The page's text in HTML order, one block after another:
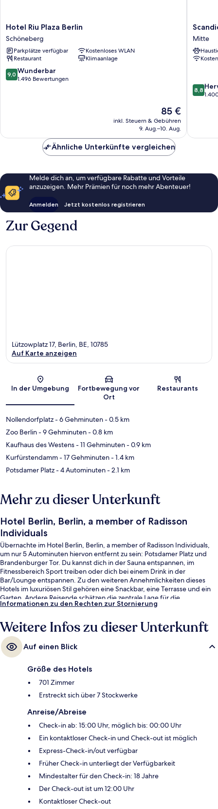
Hotel
Riu
Plaza
Berlin
Schöneberg
Hotel Riu Plaza Berlin
Schöneberg
Parkplätze verfügbar
Kostenloses WLAN
Restaurant
Klimaanlage
9.0
von
9,0 Wunderbar
1.496 Bewertungen
Der
Preis
beträgt
85 €
inkl. Steuern & Gebühren
9. Aug.–10. Aug.
Scandic
Berlin
Platz
Mitte
Mitte
8.8
von
8,8
Ähnliche Unterkünfte vergleichen
Melde dich an, um verfügbare Rabatte und Vorteile
anzuzeigen. Mehr Prämien für noch mehr Abenteuer!
Anmelden Jetzt kostenlos registrieren
Zur Gegend
Karte
Lützowplatz 17, Berlin, BE, 10785
Auf Karte anzeigen
In der Umgebung
Fortbewegung vor
Ort
Restaurants
Nollendorfplatz- 6 Gehminuten- 0.5 km
Zoo Berlin- 9 Gehminuten- 0.8 km
Kaufhaus des Westens- 11 Gehminuten- 0.9 km
Kurfürstendamm- 17 Gehminuten- 1.4 km
Potsdamer Platz- 4 Autominuten- 2.1 km
Mehr zu dieser Unterkunft
Hotel Berlin, Berlin, a member of Radisson
Individuals
Übernachte im Hotel Berlin, Berlin, a member of Radisson Individuals,
um nur 5 Autominuten hiervon entfernt zu sein: Potsdamer Platz und
Brandenburger Tor. Du kannst dich in der Sauna entspannen, im
Fitnessbereich Sport treiben oder dich bei einem Drink in der
Bar/Lounge entspannen. Zu den weiteren Annehmlichkeiten dieses
Hotels im luxuriösen Stil gehören eine Snackbar, eine Terrasse und ein
Garten. Andere Reisende schätzen die zentrale Lage für die
Möglichkeiten zum Sightseeing und die Nähe zu öffentlichen
die U-Bahnhof Wittenbergplatz ist 11 Gehminuten entfernt.
Informationen zu den Rechten zur Stornierung
Weitere Infos zu dieser Unterkunft
Auf einen Blick
Größe des Hotels
701 Zimmer
Erstreckt sich über 7 Stockwerke
Anreise/Abreise
Check-in ab: 15:00 Uhr, möglich bis: 00:00 Uhr
Ein kontaktloser Check-in und Check-out ist möglich
Express-Check-in/out verfügbar
Früher Check-in unterliegt der Verfügbarkeit
Mindestalter für den Check-in: 18 Jahre
Der Check-out ist um 12:00 Uhr
Kontaktloser Check-out